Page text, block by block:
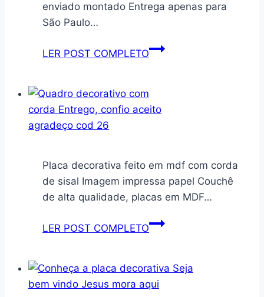
enviado montado Entrega apenas para
São Paulo…
LER POST COMPLETOPrateleira
plantas
modelo
Imbuia
Placa decorativa feito em mdf com corda
de sisal Imagem impressa papel Couchê
de alta qualidade, placas em MDF…
LER POST COMPLETOQuadro
corda
Entrego,